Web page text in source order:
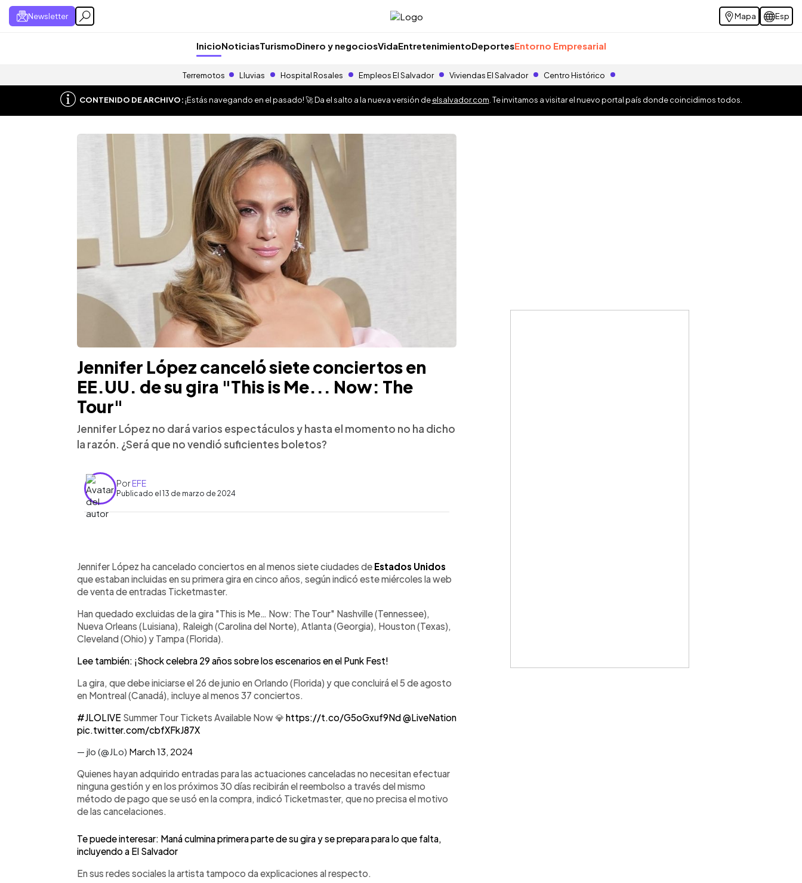
Newsletter Mapa Esp
InicioNoticiasTurismoDinero y negociosVidaEntretenimientoDeportesEntorno Empresarial
Terremotos Lluvias Hospital Rosales Empleos El Salvador Viviendas El Salvador Centro Histórico
CONTENIDO DE ARCHIVO:¡Estás navegando en el pasado! 🚀 Da el salto a la nueva versión deelsalvador.com . Te invitamos a visitar el nuevo portal país donde coincidimos todos.
Jennifer López canceló siete conciertos en
EE.UU. de su gira "This is Me... Now: The
Tour"
Jennifer López no dará varios espectáculos y hasta el momento no ha dicho
la razón. ¿Será que no vendió suficientes boletos?
PorEFE
Publicado el 13 de marzo de 2024
► Escuchar artículo
Jennifer López ha cancelado conciertos en al menos siete ciudades de Estados Unidos
que estaban incluidas en su primera gira en cinco años, según indicó este miércoles la web
de venta de entradas Ticketmaster.
Han quedado excluidas de la gira "This is Me… Now: The Tour" Nashville (Tennessee),
Nueva Orleans (Luisiana), Raleigh (Carolina del Norte), Atlanta (Georgia), Houston (Texas),
Cleveland (Ohio) y Tampa (Florida).
Lee también: ¡Shock celebra 29 años sobre los escenarios en el Punk Fest!
La gira, que debe iniciarse el 26 de junio en Orlando (Florida) y que concluirá el 5 de agosto
en Montreal (Canadá), incluye al menos 37 conciertos.
#JLOLIVE Summer Tour Tickets Available Now 💎https://t.co/G5oGxuf9Nd@LiveNation
pic.twitter.com/cbfXFkJ87X
— jlo (@JLo) March 13, 2024
Quienes hayan adquirido entradas para las actuaciones canceladas no necesitan efectuar
ninguna gestión y en los próximos 30 días recibirán el reembolso a través del mismo
método de pago que se usó en la compra, indicó Ticketmaster, que no precisa el motivo
de las cancelaciones.
Te puede interesar: Maná culmina primera parte de su gira y se prepara para lo que falta,
incluyendo a El Salvador
En sus redes sociales la artista tampoco da explicaciones al respecto.